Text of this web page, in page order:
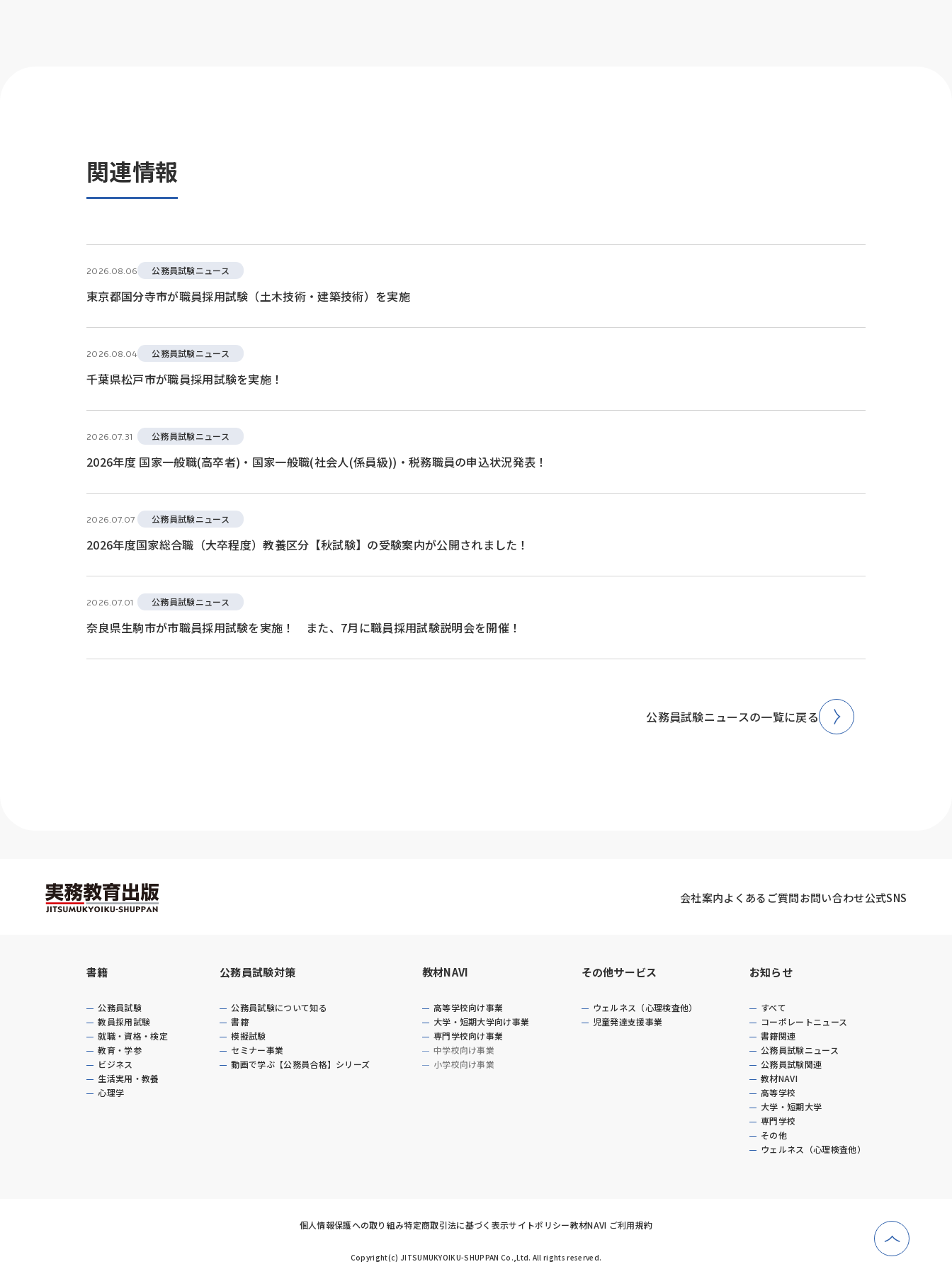
関連情報
2026.08.06 公務員試験ニュース
東京都国分寺市が職員採用試験（土木技術・建築技術）を実施
2026.08.04 公務員試験ニュース
千葉県松戸市が職員採用試験を実施！
2026.07.31 公務員試験ニュース
2026年度 国家一般職(高卒者)・国家一般職(社会人(係員級))・税務職員の申込状況発表！
2026.07.07 公務員試験ニュース
2026年度国家総合職（大卒程度）教養区分【秋試験】の受験案内が公開されました！
2026.07.01 公務員試験ニュース
奈良県生駒市が市職員採用試験を実施！ また、7月に職員採用試験説明会を開催！
公務員試験ニュースの一覧に戻る
会社案内よくあるご質問お問い合わせ公式SNS
書籍
公務員試験
教員採用試験
就職・資格・検定
教育・学参
ビジネス
生活実用・教養
心理学
公務員試験対策
公務員試験について知る
書籍
模擬試験
セミナー事業
動画で学ぶ【公務員合格】シリーズ
教材NAVI
高等学校向け事業
大学・短期大学向け事業
専門学校向け事業
中学校向け事業
小学校向け事業
その他サービス
ウェルネス（心理検査他）
児童発達支援事業
お知らせ
すべて
コーポレートニュース
書籍関連
公務員試験ニュース
公務員試験関連
教材NAVI
高等学校
大学・短期大学
専門学校
その他
ウェルネス（心理検査他）
個人情報保護への取り組み特定商取引法に基づく表示サイトポリシー教材NAVI ご利用規約
Copyright(c) JITSUMUKYOIKU-SHUPPAN Co.,Ltd. All rights reserved.